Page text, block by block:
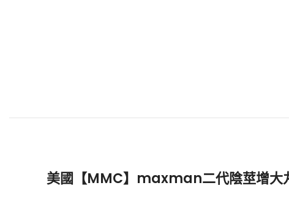
美國【MMC】maxman二代陰莖增大